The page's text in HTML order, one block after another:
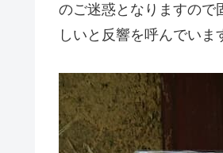
のご迷惑となりますので
しいと反響を呼んでいま